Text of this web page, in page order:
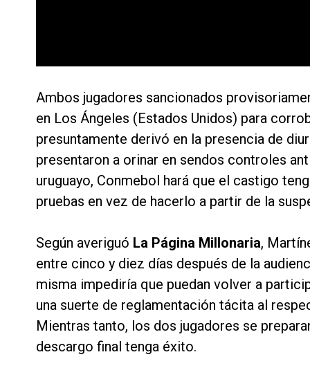
Ambos jugadores sancionados
en Los Ángeles (Estados Unidos) para
presuntamente derivó en la presencia de
presentaron a orinar en sendos controles
uruguayo, Conmebol hará que el castigo
pruebas en vez de hacerlo a partir de la
Según averiguó La Página Millonaria,
entre cinco y diez días después de la
misma impediría que puedan volver a
una suerte de reglamentación tácita al
Mientras tanto, los dos jugadores se
descargo final tenga éxito.